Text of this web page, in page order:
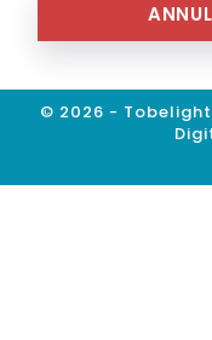
© 2026 - Tobelight